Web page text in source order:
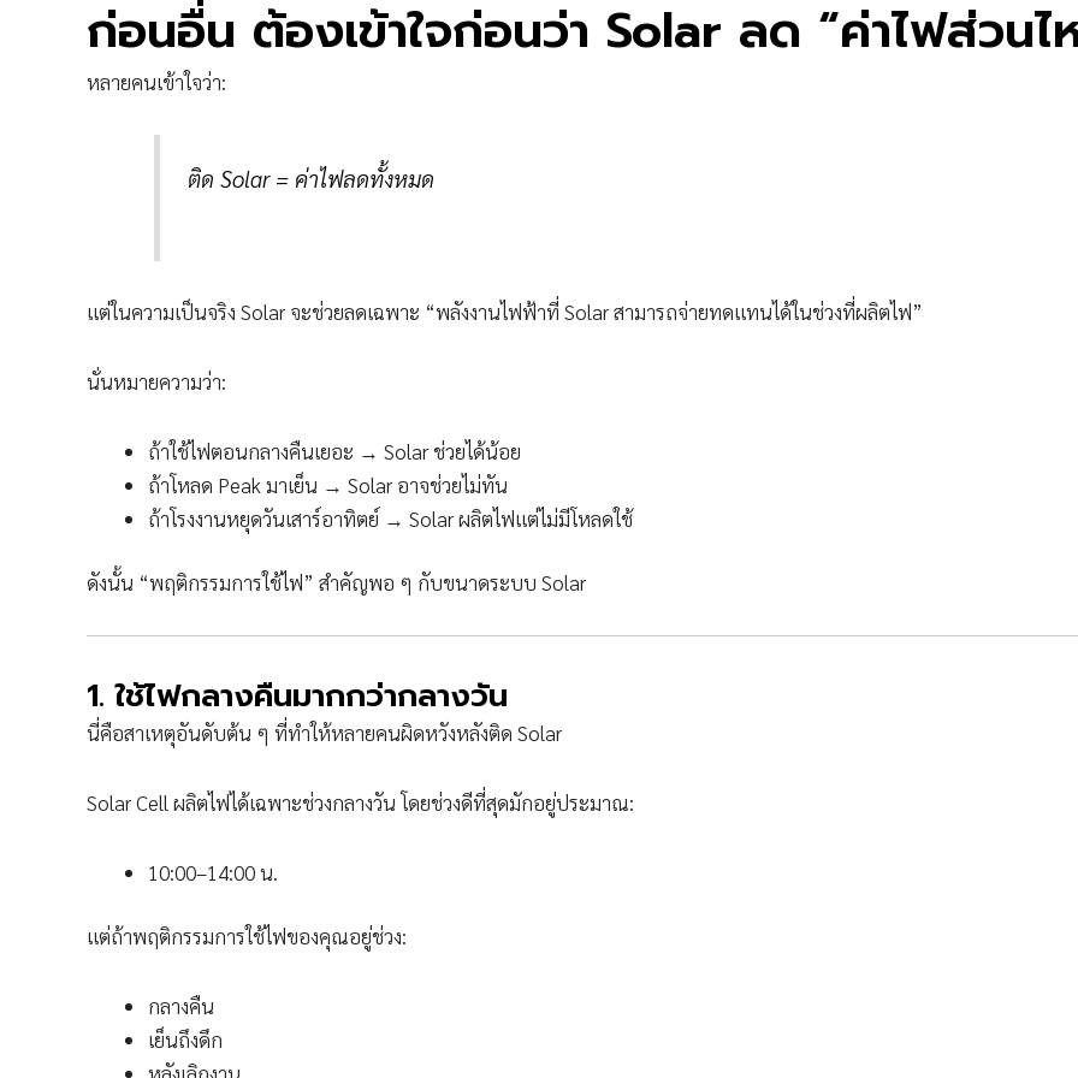
ก่อนอื่น ต้องเข้าใจก่อนว่า Solar ลด “ค่าไฟส่วนไ
หลายคนเข้าใจว่า:
ติด Solar = ค่าไฟลดทั้งหมด
แต่ในความเป็นจริง Solar จะช่วยลดเฉพาะ “พลังงานไฟฟ้าที่ Solar สามารถจ่ายทดแทนได้ในช่วงที่ผลิตไฟ”
นั่นหมายความว่า:
ถ้าใช้ไฟตอนกลางคืนเยอะ → Solar ช่วยได้น้อย
ถ้าโหลด Peak มาเย็น → Solar อาจช่วยไม่ทัน
ถ้าโรงงานหยุดวันเสาร์อาทิตย์ → Solar ผลิตไฟแต่ไม่มีโหลดใช้
ดังนั้น “พฤติกรรมการใช้ไฟ” สำคัญพอ ๆ กับขนาดระบบ Solar
1. ใช้ไฟกลางคืนมากกว่ากลางวัน
นี่คือสาเหตุอันดับต้น ๆ ที่ทำให้หลายคนผิดหวังหลังติด Solar
Solar Cell ผลิตไฟได้เฉพาะช่วงกลางวัน โดยช่วงดีที่สุดมักอยู่ประมาณ:
10:00–14:00 น.
แต่ถ้าพฤติกรรมการใช้ไฟของคุณอยู่ช่วง:
กลางคืน
เย็นถึงดึก